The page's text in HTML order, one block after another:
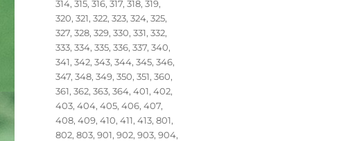
314,315,316,317,318,319,
320,321,322,323,324,325,
327,328,329,330,331,332,
333,334,335,336,337,340,
341,342,343,344,345,346,
347,348,349,350,351,360,
361,362,363,364,401,402,
403,404,405,406,407,
408,409,410,411,413,801,
802,803,901,902,903,904,